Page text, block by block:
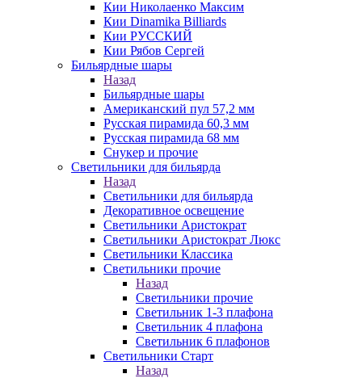
Кии Николаенко Максим
Кии Dinamika Billiards
Кии РУССКИЙ
Кии Рябов Сергей
Бильярдные шары
Назад
Бильярдные шары
Американский пул 57,2 мм
Русская пирамида 60,3 мм
Русская пирамида 68 мм
Снукер и прочие
Светильники для бильярда
Назад
Светильники для бильярда
Декоративное освещение
Светильники Аристократ
Светильники Аристократ Люкс
Светильники Классика
Светильники прочие
Назад
Светильники прочие
Светильник 1-3 плафона
Светильник 4 плафона
Светильник 6 плафонов
Светильники Старт
Назад